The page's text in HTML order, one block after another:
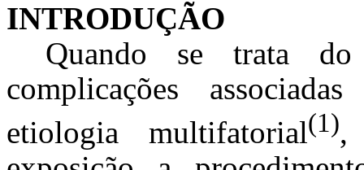
INTRODUÇÃO
Quando se trata do
complicações
etiologia multifatorial(1),